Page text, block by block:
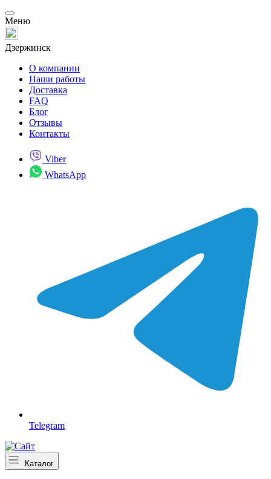
Меню
Дзержинск
О компании
Наши работы
Доставка
FAQ
Блог
Отзывы
Контакты
Viber
WhatsApp
Telegram
Каталог